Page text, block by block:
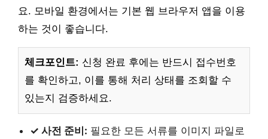
요. 모바일 환경에서는 기본 웹 브라우저 앱을 이용
하는 것이 좋습니다.
체크포인트: 신청 완료 후에는 반드시 접수번호
를 확인하고, 이를 통해 처리 상태를 조회할 수
있는지 검증하세요.
✓ 사전 준비: 필요한 모든 서류를 이미지 파일로